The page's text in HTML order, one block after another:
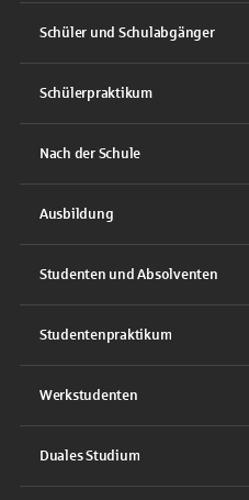
Schüler und Schulabgänger
Schülerpraktikum
Nach der Schule
Ausbildung
Studenten und Absolventen
Studentenpraktikum
Werkstudenten
Duales Studium